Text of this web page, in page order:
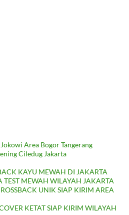
Area Bogor Tangerang
Ciledug Jakarta
KAYU MEWAH DI JAKARTA
TEST MEWAH WILAYAH JAKARTA
UNIK SIAP KIRIM AREA
KETAT SIAP KIRIM WILAYAH